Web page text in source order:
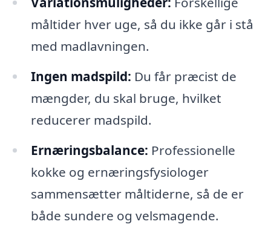
måltider hver uge, så du ikke går i stå
med madlavningen.
Ingen madspild: Du får præcist de
mængder, du skal bruge, hvilket
reducerer madspild.
Ernæringsbalance: Professionelle
kokke og ernæringsfysiologer
sammensætter måltiderne, så de er
både sundere og velsmagende.